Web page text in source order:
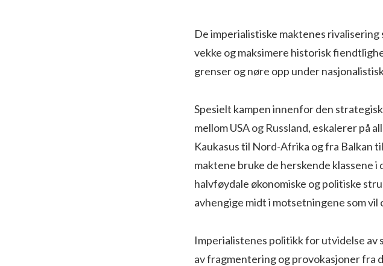
De imperialistiske maktenes
vekke og maksimere historisk
grenser og nøre opp under
Spesielt kampen innenfor den
mellom USA og Russland, eskalerer
Kaukasus til Nord-Afrika og fra Balkan
maktene bruke de herskende klassene
halvføydale økonomiske og politiske
avhengige midt i motsetningene som
Imperialistenes politikk for utvidelse av
av fragmentering og provokasjoner fra